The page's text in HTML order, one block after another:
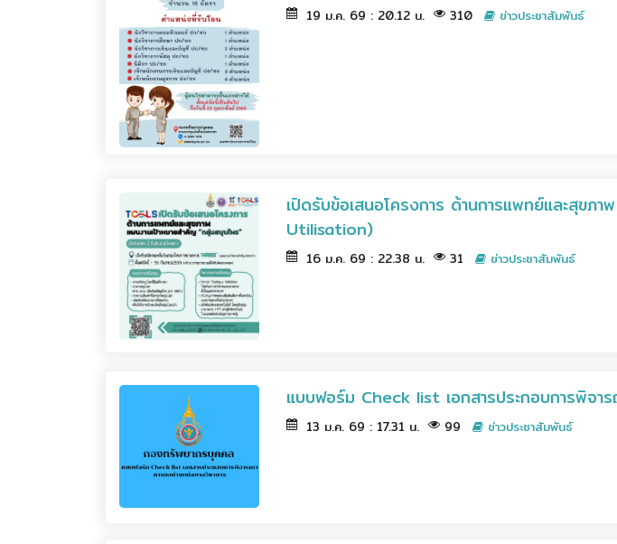
19 ม.ค. 69 : 20.12 น. 310 ข่าวประชาสัมพันธ์
เปิดรับข้อเสนอโครงการ ด้านการแพทย์และสุข
Utilisation)
16 ม.ค. 69 : 22.38 น. 31 ข่าวประชาสัมพันธ์
แบบฟอร์ม Check list เอกสารประกอบการพิจาร
13 ม.ค. 69 : 17.31 น. 99 ข่าวประชาสัมพันธ์